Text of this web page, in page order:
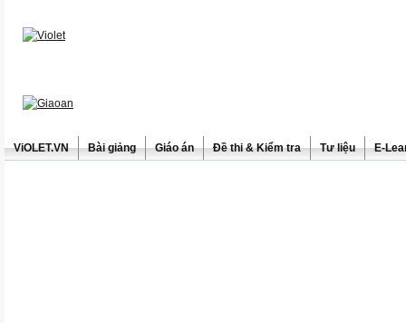
ViOLET.VN Bài giảng Giáo án Đề thi & Kiểm tra Tư liệu E-